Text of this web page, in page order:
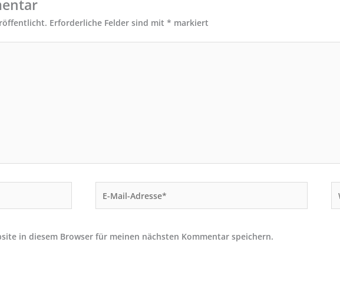
Erforderliche Felder sind mit * markiert
Mail-
in diesem Browser für meinen nächsten Kommentar speichern.